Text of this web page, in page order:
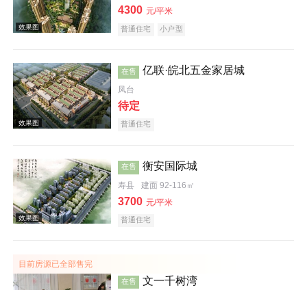
效果图
效果图
4300 元/平米
普通住宅 小户型
在售 亿联·皖北五金家居城
凤台
待定
普通住宅
在售 衡安国际城
寿县 建面 92-116㎡
3700 元/平米
普通住宅
目前房源已全部售完
在售 文一千树湾